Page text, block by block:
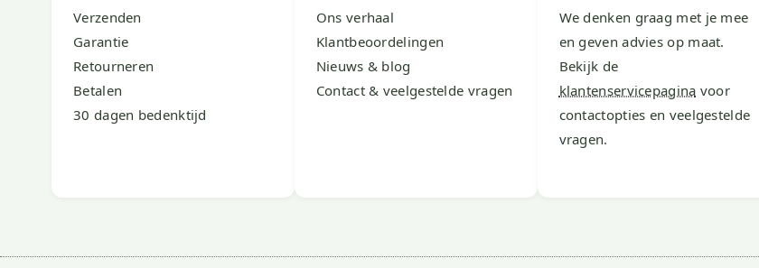
Verzenden
Garantie
Retourneren
Betalen
30 dagen bedenktijd
Ons verhaal
Klantbeoordelingen
Nieuws & blog
Contact & veelgestelde vragen
We denken graag met je mee
en geven advies op maat.
Bekijk de
klantenservicepagina voor
contactopties en veelgestelde
vragen.